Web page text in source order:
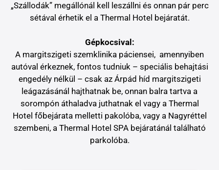
„Szállodák” megállónál kell leszállni és onnan pár perc
sétával érhetik el a Thermal Hotel bejáratát.
Gépkocsival:
A margitszigeti szemklinika páciensei, amennyiben
autóval érkeznek, fontos tudniuk – speciális behajtási
engedély nélkül – csak az Árpád híd margitszigeti
leágazásánál hajthatnak be, onnan balra tartva a
sorompón áthaladva juthatnak el vagy a Thermal
Hotel főbejárata melletti pakolóba, vagy a Nagyréttel
szembeni, a Thermal Hotel SPA bejáratánál található
parkolóba.